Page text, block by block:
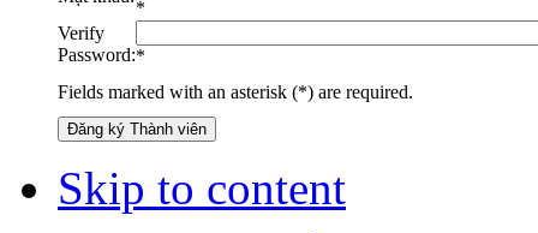
*
Verify
Password:*
Fields marked with an asterisk (*) are required.
Đăng ký Thành viên
Skip to content